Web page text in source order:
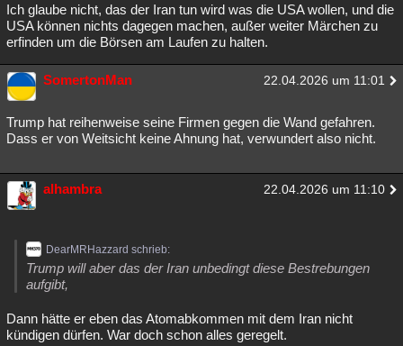
Ich glaube nicht, das der Iran tun wird was die USA wollen, und die
USA können nichts dagegen machen, außer weiter Märchen zu
erfinden um die Börsen am Laufen zu halten.
SomertonMan 22.04.2026 um 11:01
Trump hat reihenweise seine Firmen gegen die Wand gefahren.
Dass er von Weitsicht keine Ahnung hat, verwundert also nicht.
alhambra 22.04.2026 um 11:10
DearMRHazzard schrieb:
Trump will aber das der Iran unbedingt diese Bestrebungen
aufgibt,
Dann hätte er eben das Atomabkommen mit dem Iran nicht
kündigen dürfen. War doch schon alles geregelt.